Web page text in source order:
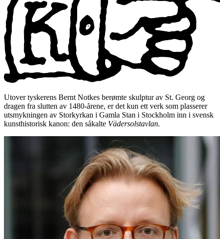
Utover tyskerens Bernt Notkes berømte skulptur av St. Georg og
dragen fra slutten av 1480-årene, er det kun ett verk som plasserer
utsmykningen av Storkyrkan i Gamla Stan i Stockholm inn i svensk
kunsthistorisk kanon: den såkalte Vädersolstavlan.